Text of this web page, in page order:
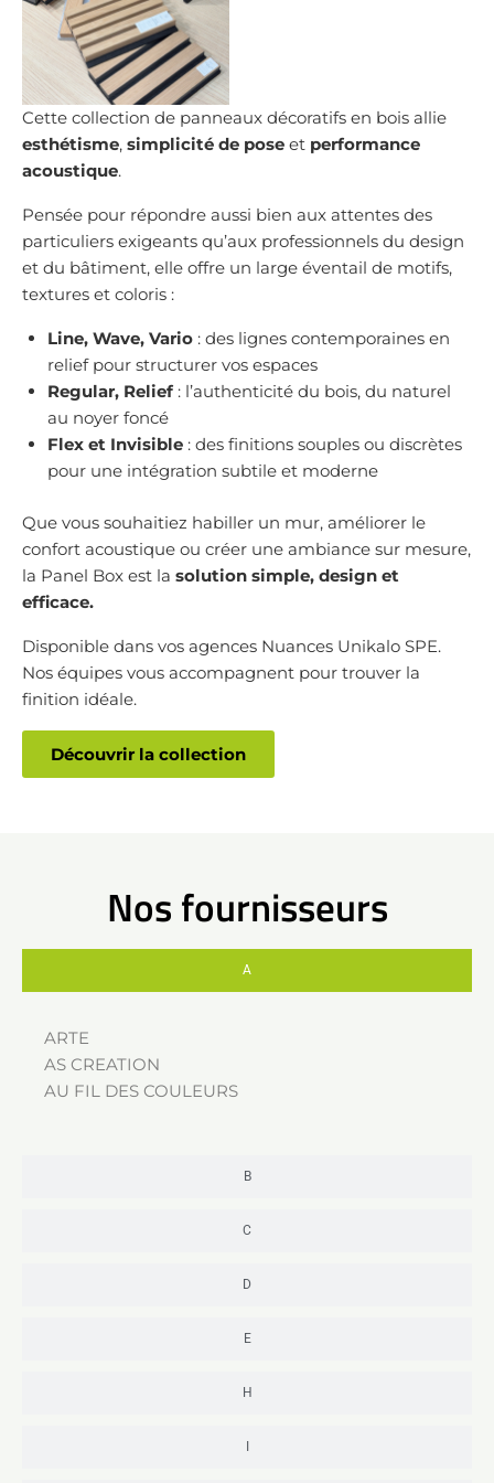
Cette collection de panneaux décoratifs en bois allie
esthétisme, simplicité de pose et performance
acoustique.
Pensée pour répondre aussi bien aux attentes des
particuliers exigeants qu’aux professionnels du design
et du bâtiment, elle offre un large éventail de motifs,
textures et coloris :
Line, Wave, Vario: des lignes contemporaines en
relief pour structurer vos espaces
Regular, Relief : l’authenticité du bois, du naturel
au noyer foncé
Flex et Invisible : des finitions souples ou discrètes
pour une intégration subtile et moderne
Que vous souhaitiez habiller un mur, améliorer le
confort acoustique ou créer une ambiance sur mesure,
la Panel Box est la solution simple, design et
efficace.
Disponible dans vos agences Nuances Unikalo SPE.
Nos équipes vous accompagnent pour trouver la
finition idéale.
Découvrir la collection
Nos fournisseurs
A
B
C
D
E
H
I
ARTE
AS CREATION
AU FIL DES COULEURS